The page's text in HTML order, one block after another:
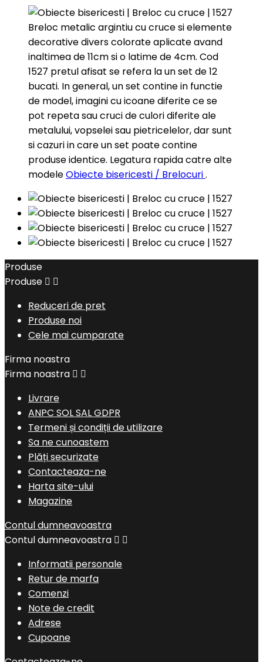
model, imagini cu icoane
diferite ce se pot repeta
sau cruci de culori diferite
ale metalului, vopselei sau
pietricelelor,...
ale metalului, vopselei sau
pietricelelor, dar sunt si
cazuri in care un set poate...
Breloc metalic argintiu cu cruce si elemente
decorative divers colorate aplicate avand
inaltimea de 11cm si o latime de 4cm. Cod
1527 pretul afisat se refera la un set de 12
bucati. In general, un set contine in functie
de model, imagini cu icoane diferite ce se
pot repeta sau cruci de culori diferite ale
metalului, vopselei sau pietricelelor, dar sunt
si cazuri in care un set poate contine
produse identice. Legatura rapida catre alte
modeleObiecte bisericesti / Brelocuri.
Produse
Produse  
Reduceri de pret
Produse noi
Cele mai cumparate
Firma noastra
Firma noastra  
Livrare
ANPC SOL SAL GDPR
Termeni și condiții de utilizare
Sa ne cunoastem
Plăți securizate
Contacteaza-ne
Harta site-ului
Magazine
Contul dumneavoastra
Contul dumneavoastra  
Informatii personale
Retur de marfa
Comenzi
Note de credit
Adrese
Cupoane